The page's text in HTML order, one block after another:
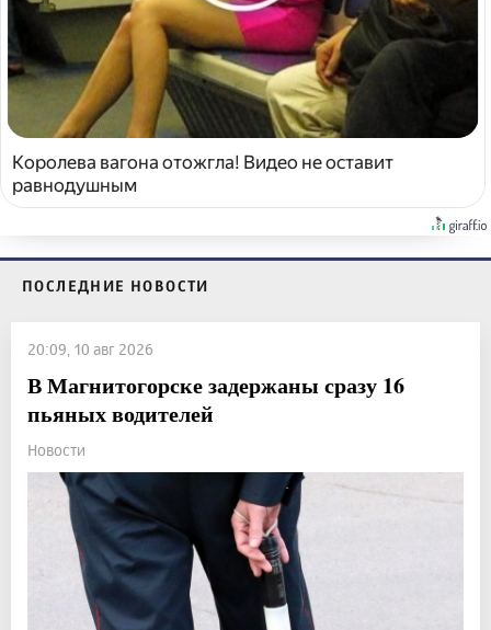
Королева вагона отожгла! Видео не оставит
равнодушным
ПОСЛЕДНИЕ НОВОСТИ
20:09, 10 авг 2026
В Магнитогорске задержаны сразу 16
пьяных водителей
Новости